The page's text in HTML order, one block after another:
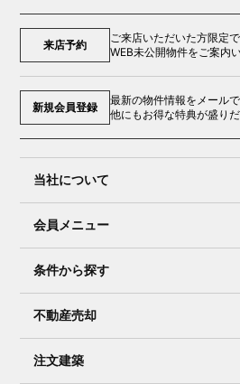
来店予約
ご来店いただいた方限定で
WEB未公開物件をご案内
新規会員登録
最新の物件情報をメール
他にもお得な特典が盛り
当社について
会員メニュー
条件から探す
不動産売却
注文建築